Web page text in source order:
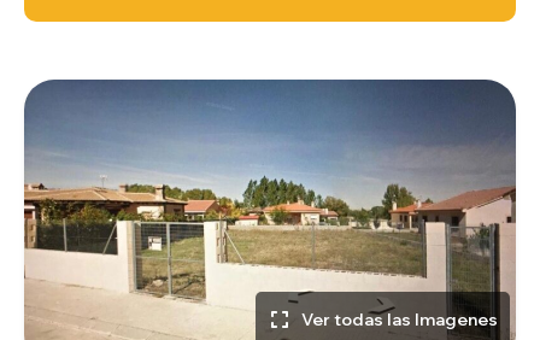
Ver todas las Imagenes